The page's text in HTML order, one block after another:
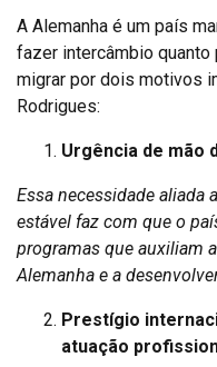
A Alemanha é um país
fazer intercâmbio quanto
migrar por dois motivos
Rodrigues:
Urgência de mão
Essa necessidade aliada
estável faz com que o
programas que auxiliam
Alemanha e a
Prestígio
atuação